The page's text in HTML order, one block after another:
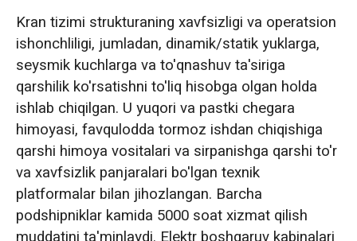
Kran tizimi strukturaning xavfsizligi va operatsion
ishonchliligi, jumladan, dinamik/statik yuklarga,
seysmik kuchlarga va to'qnashuv ta'siriga
qarshilik ko'rsatishni to'liq hisobga olgan holda
ishlab chiqilgan. U yuqori va pastki chegara
himoyasi, favqulodda tormoz ishdan chiqishiga
qarshi himoya vositalari va sirpanishga qarshi to'r
va xavfsizlik panjaralari bo'lgan texnik
platformalar bilan jihozlangan. Barcha
podshipniklar kamida 5000 soat xizmat qilish